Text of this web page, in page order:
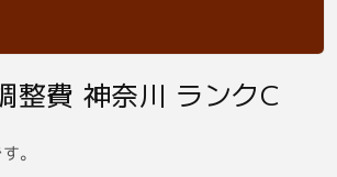
整費 神奈川 ランクC
。